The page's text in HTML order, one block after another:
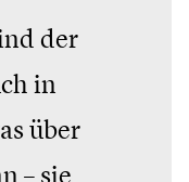
der
in
über
– sie